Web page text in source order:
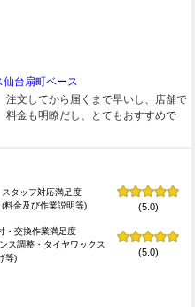
台扇町ベース
注文してから届くまで早いし、店舗で
料金も明瞭だし、とてもおすすめで
スタッフ対応満足度
(料金及び作業説明等)
(5.0)
・交換作業満足度
ス調整・タイヤワックス
等)
(5.0)